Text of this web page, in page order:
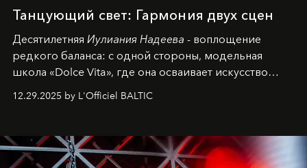
Танцующий свет: Гармония двух сцен
Десятилетняя Иулиания Надеева - воплощение
редкого баланса: с одной стороны, модельная
школа «Dolce Vita», где она осваивает искусство
позы и образа, с другой - подготовительная
балетная студия при хореографическом училище,
танцевального пути за плечами.
12.29.2025 by L'Officiel BALTIC